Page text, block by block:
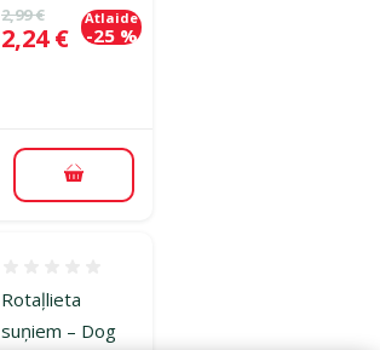
Oriģinālā cena
2,99 €
Cena
2,24 €
Atlaide
-25 %
Pievienot grozam
Rotaļlieta
suņiem – Dog